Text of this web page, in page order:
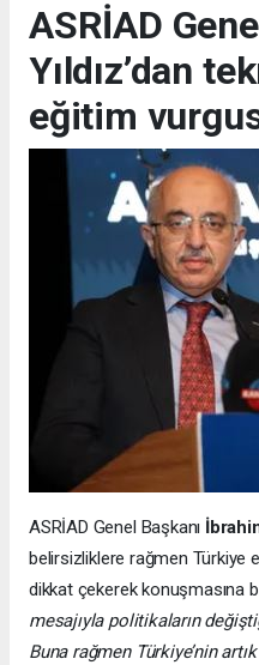
ASRİAD
Yıldız’dan
eğitim
ASRİAD Genel Başkanı
belirsizliklere rağmen Türkiye
dikkat çekerek konuşmasına
mesajıyla politikaların
Buna rağmen Türkiye’nin